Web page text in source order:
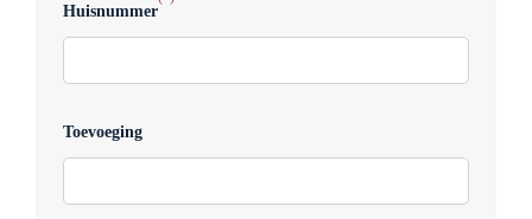
Huisnummer
Toevoeging